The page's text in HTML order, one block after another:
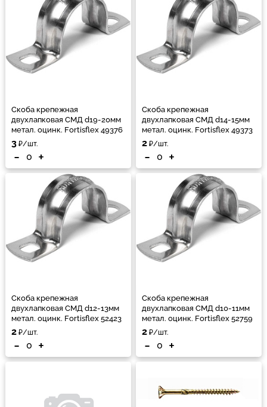
Скоба крепежная
двухлапковая СМД d19-20мм
метал. оцинк. Fortisflex 49376
3 ₽/шт.
- +
Скоба крепежная
двухлапковая СМД d14-15мм
метал. оцинк. Fortisflex 49373
2 ₽/шт.
- +
Скоба крепежная
двухлапковая СМД d12-13мм
метал. оцинк. Fortisflex 52423
2 ₽/шт.
- +
Скоба крепежная
двухлапковая СМД d10-11мм
метал. оцинк. Fortisflex 52759
2 ₽/шт.
- +